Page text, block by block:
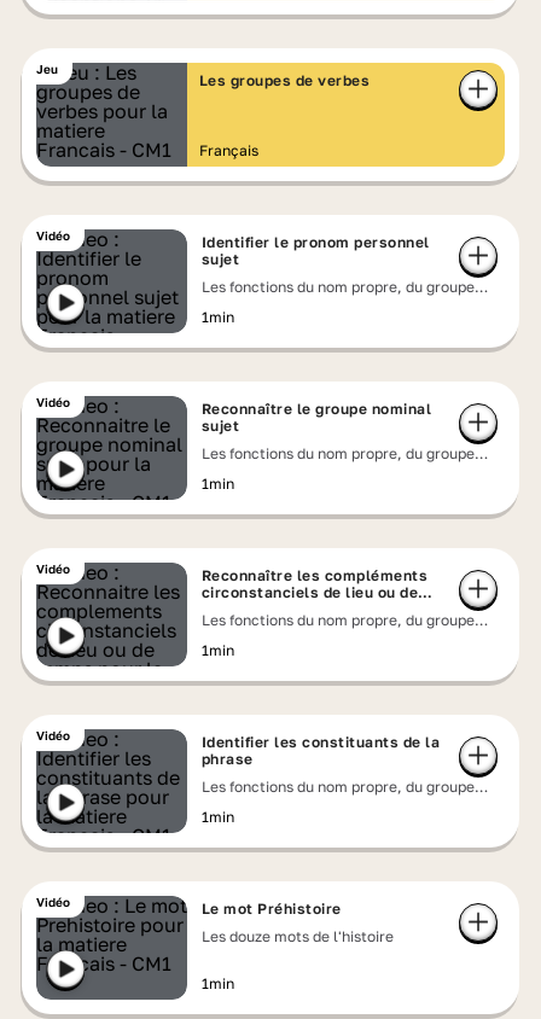
Vidéo
Identifier le pronom personnel
sujet
Les fonctions du nom propre, du groupe
1min
Vidéo
Reconnaître le groupe nominal
sujet
Les fonctions du nom propre, du groupe
1min
Vidéo
Reconnaître les compléments
circonstanciels de lieu ou de
Les fonctions du nom propre, du groupe
1min
Vidéo
Identifier les constituants de la
phrase
Les fonctions du nom propre, du groupe
1min
Jeu
Les groupes de verbes
Français
Vidéo
Le mot Préhistoire
Les douze mots de l'histoire
1min